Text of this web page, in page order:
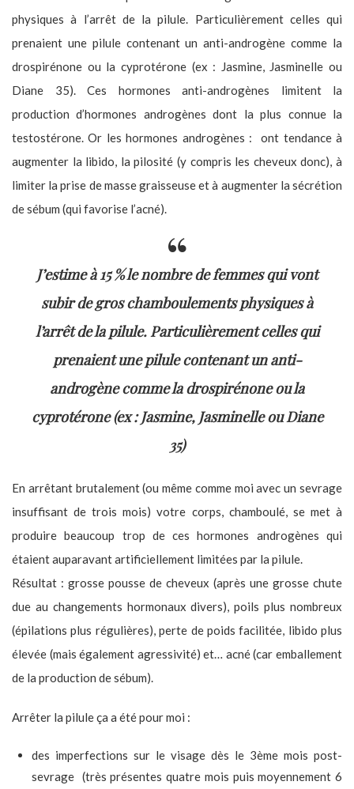
physiques à l’arrêt de la pilule. Particulièrement celles qui
prenaient une pilule contenant un anti-androgène comme la
drospirénone ou la cyprotérone (ex : Jasmine, Jasminelle ou
Diane 35). Ces hormones anti-androgènes limitent la
production d’hormones androgènes dont la plus connue la
testostérone. Or les hormones androgènes : ont tendance à
augmenter la libido, la pilosité (y compris les cheveux donc), à
limiter la prise de masse graisseuse et à augmenter la sécrétion
de sébum (qui favorise l’acné).
J’estime à 15 % le nombre de femmes qui vont
subir de gros chamboulements physiques à
l’arrêt de la pilule. Particulièrement celles qui
prenaient une pilule contenant un anti-
androgène comme la drospirénone ou la
cyprotérone (ex : Jasmine, Jasminelle ou Diane
35)
En arrêtant brutalement (ou même comme moi avec un sevrage
insuffisant de trois mois) votre corps, chamboulé, se met à
produire beaucoup trop de ces hormones androgènes qui
étaient auparavant artificiellement limitées par la pilule.
Résultat : grosse pousse de cheveux (après une grosse chute
due au changements hormonaux divers), poils plus nombreux
(épilations plus régulières), perte de poids facilitée, libido plus
élevée (mais également agressivité) et… acné (car emballement
de la production de sébum).
Arrêter la pilule ça a été pour moi :
des imperfections sur le visage dès le 3ème mois post-
sevrage (très présentes quatre mois puis moyennement 6